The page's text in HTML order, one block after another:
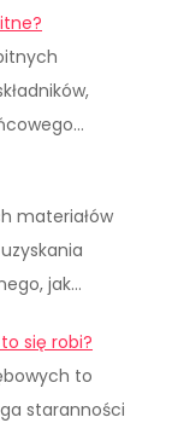
materiałów
jak…
się robi?
to
staranności